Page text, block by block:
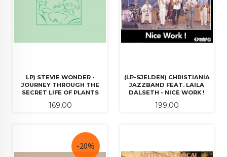
LP) STEVIE WONDER -
JOURNEY THROUGH THE
SECRET LIFE OF PLANTS
Pris
169,00
(LP-SJELDEN) CHRISTIANIA
JAZZBAND FEAT. LAILA
DALSETH - NICE WORK !
Pris
199,00
-20%